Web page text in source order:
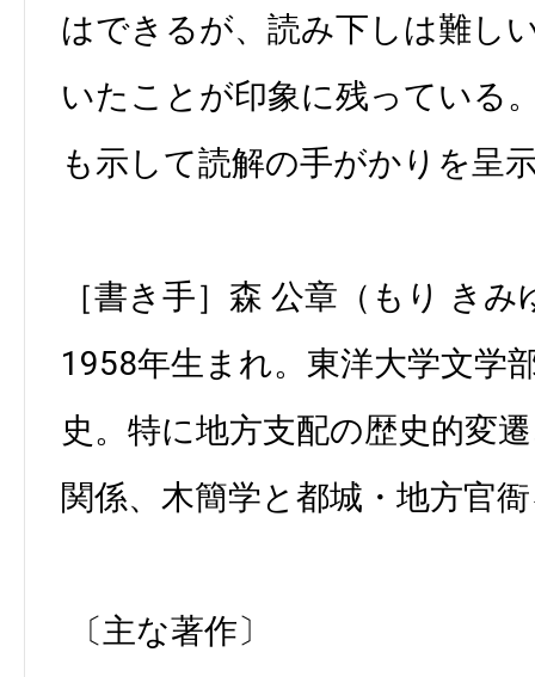
はできるが、読み下しは難し
いたことが印象に残っている
も示して読解の手がかりを呈
［書き手］森 公章（もり きみ
1958年生まれ。東洋大学文学
史。特に地方支配の歴史的変
関係、木簡学と都城・地方官
〔主な著作〕